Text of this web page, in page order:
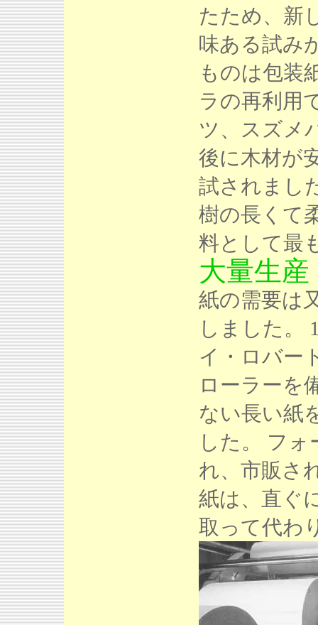
たため、新
味ある試み
ものは包装
ラの再利用
ツ、スズメ
後に木材が
試されまし
樹の長くて
料として最
大量生産
紙の需要は
しました。
イ・ロバー
ローラーを
ない長い紙
した。 フ
れ、市販さ
紙は、直ぐ
取って代わ